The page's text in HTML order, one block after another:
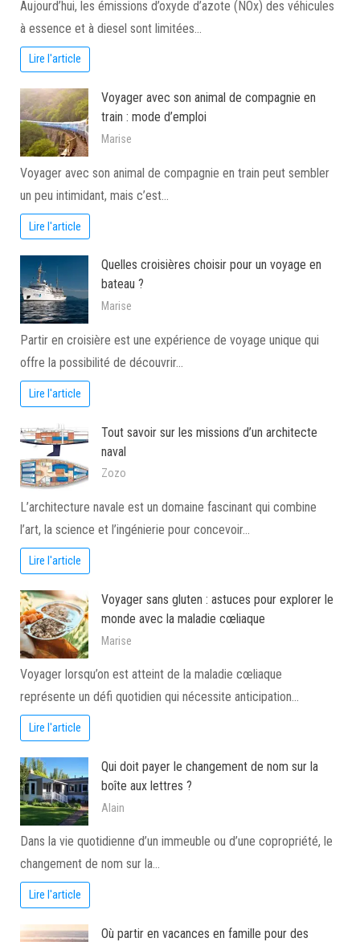
Aujourd’hui, les émissions d’oxyde d’azote (NOx) des véhicules
à essence et à diesel sont limitées…
Lire l'article
Voyager avec son animal de compagnie en
train : mode d’emploi
Marise
Voyager avec son animal de compagnie en train peut sembler
un peu intimidant, mais c’est…
Lire l'article
Quelles croisières choisir pour un voyage en
bateau ?
Marise
Partir en croisière est une expérience de voyage unique qui
offre la possibilité de découvrir…
Lire l'article
Tout savoir sur les missions d’un architecte
naval
Zozo
L’architecture navale est un domaine fascinant qui combine
l’art, la science et l’ingénierie pour concevoir…
Lire l'article
Voyager sans gluten : astuces pour explorer le
monde avec la maladie cœliaque
Marise
Voyager lorsqu’on est atteint de la maladie cœliaque
représente un défi quotidien qui nécessite anticipation…
Lire l'article
Qui doit payer le changement de nom sur la
boîte aux lettres ?
Alain
Dans la vie quotidienne d’un immeuble ou d’une copropriété, le
changement de nom sur la…
Lire l'article
Où partir en vacances en famille pour des